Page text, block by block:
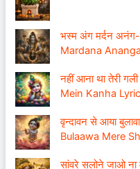
भस्म अंग मर्दन
Mardana
नहीं आना था तेरी
Mein Kanha
वृन्दावन से आया
Bulaawa Mere
सांवरे सलोने जाओ